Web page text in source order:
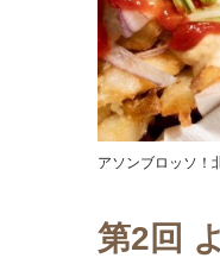
アソンブロッソ！
第2回